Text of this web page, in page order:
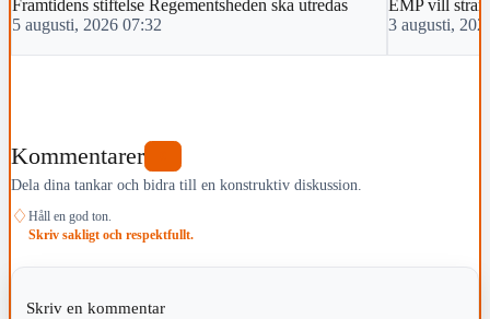
Framtidens stiftelse Regementsheden ska utredas
5 augusti, 2026 07:32
EMP vill
3 augusti,
Kommentarer
Dela dina tankar och bidra till en konstruktiv diskussion.
♢ Håll en god ton.
Skriv sakligt och respektfullt.
Skriv en kommentar